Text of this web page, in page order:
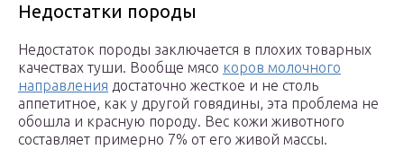
Недостатки породы
Недостаток породы заключается в плохих товарных
качествах туши. Вообще мясо коров молочного
направления достаточно жесткое и не столь
аппетитное, как у другой говядины, эта проблема не
обошла и красную породу. Вес кожи животного
составляет примерно 7% от его живой массы.